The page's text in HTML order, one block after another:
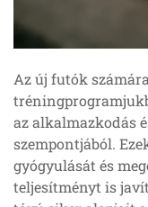
Az új futók
az alkalmazkodás
szempontjából.
gyógyulását és
teljesítményt is